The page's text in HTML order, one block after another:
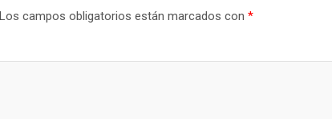
Los campos obligatorios están marcados con *